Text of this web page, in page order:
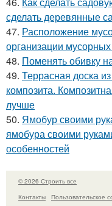
сделать деревянные
47. Расположение
организации
48. Поменять обивку
49. Террасная доска
композита.
лучше
50. Ямобур своими
ямобура своими
особенностей
© 2026 Строить все
Контакты
Пользовательское